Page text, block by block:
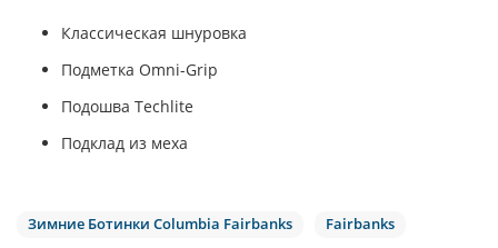
Классическая шнуровка
Подметка Omni-Grip
Подошва Techlite
Подклад из меха
Зимние Ботинки Columbia Fairbanks
Fairbanks